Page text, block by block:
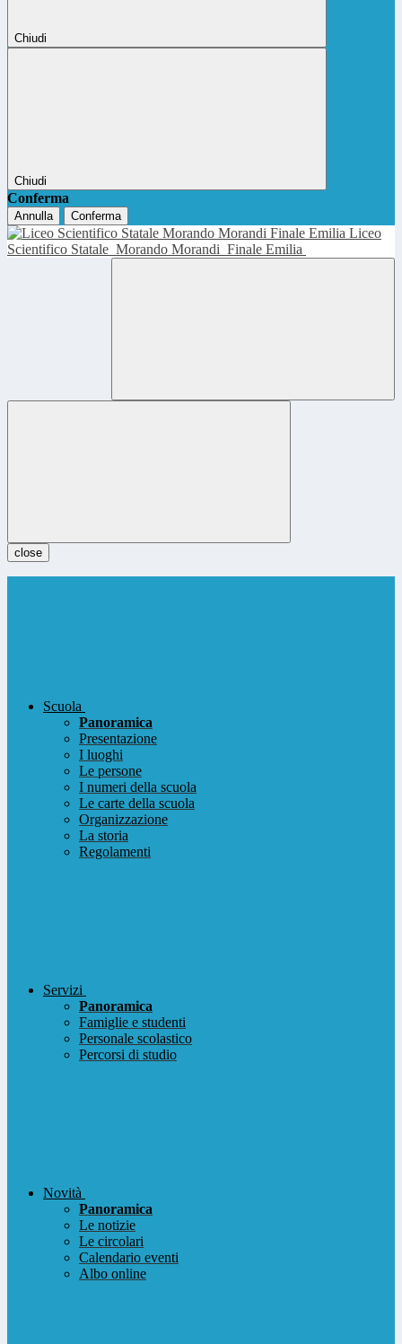
Chiudi
Chiudi
Conferma
Annulla Conferma
Liceo
Scientifico Statale Morando Morandi Finale Emilia
close
Scuola
Panoramica
Presentazione
I luoghi
Le persone
I numeri della scuola
Le carte della scuola
Organizzazione
La storia
Regolamenti
Servizi
Panoramica
Famiglie e studenti
Personale scolastico
Percorsi di studio
Novità
Panoramica
Le notizie
Le circolari
Calendario eventi
Albo online